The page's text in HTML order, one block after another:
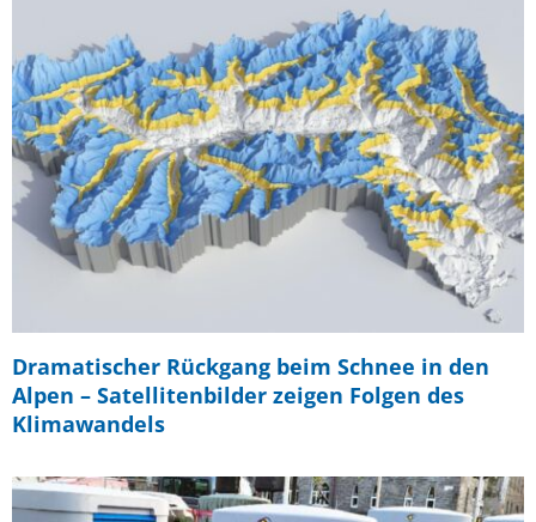
Dramatischer Rückgang beim Schnee in den
Alpen – Satellitenbilder zeigen Folgen des
Klimawandels